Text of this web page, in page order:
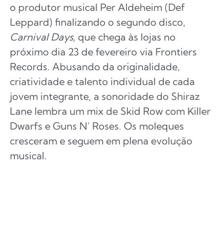
o produtor musical Per Aldeheim (Def
Leppard) finalizando o segundo disco,
Carnival Days, que chega às lojas no
próximo dia 23 de fevereiro via Frontiers
Records. Abusando da originalidade,
criatividade e talento individual de cada
jovem integrante, a sonoridade do Shiraz
Lane lembra um mix de Skid Row com Killer
Dwarfs e Guns N’ Roses. Os moleques
cresceram e seguem em plena evolução
musical.